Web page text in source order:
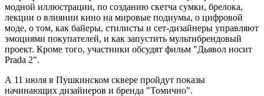
модной иллюстрации, по созданию скетча сумки, брелока,
лекции о влиянии кино на мировые подиумы, о цифровой
моде, о том, как байеры, стилисты и сет-дизайнеры управляют
эмоциями покупателей, и как запустить мультибрендовый
проект. Кроме того, участники обсудят фильм "Дьявол носит
Prada 2".
А 11 июля в Пушкинском сквере пройдут показы
начинающих дизайнеров и бренда "Томично".